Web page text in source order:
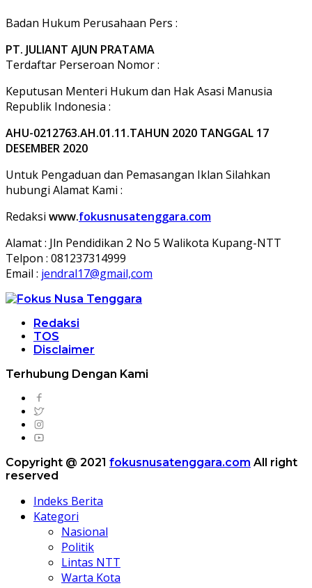
Badan Hukum Perusahaan Pers :
PT. JULIANT AJUN PRATAMA
Terdaftar Perseroan Nomor :
Keputusan Menteri Hukum dan Hak Asasi Manusia
Republik Indonesia :
AHU-0212763.AH.01.11.TAHUN 2020 TANGGAL 17
DESEMBER 2020
Untuk Pengaduan dan Pemasangan Iklan Silahkan
hubungi Alamat Kami :
Redaksi www.fokusnusatenggara.com
Alamat : Jln Pendidikan 2 No 5 Walikota Kupang-NTT
Telpon : 081237314999
Email : jendral17@gmail,com
Redaksi
TOS
Disclaimer
Terhubung Dengan Kami
Copyright @ 2021 fokusnusatenggara.com All right
reserved
Indeks Berita
Kategori
Nasional
Politik
Lintas NTT
Warta Kota